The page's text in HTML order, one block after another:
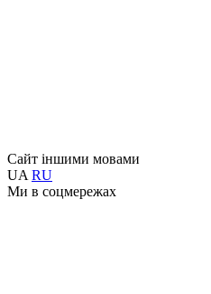
Сайт іншими мовами
UA RU
Ми в соцмережах